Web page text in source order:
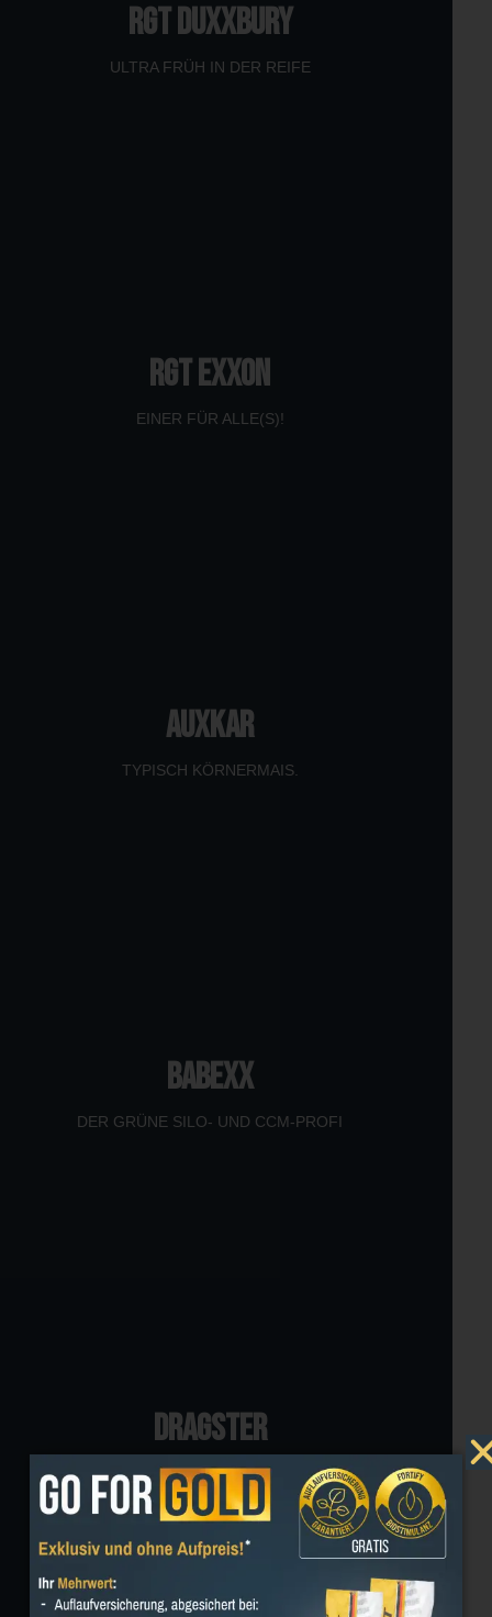
RGT DUXXBURY
ULTRA FRÜH IN DER REIFE
RGT EXXON
EINER FÜR ALLE(S)!
AUXKAR
TYPISCH KÖRNERMAIS.
BABEXX
DER GRÜNE SILO- UND CCM-PROFI
DRAGSTER
PASSEND FÜR TROCKENSTANDORTE.